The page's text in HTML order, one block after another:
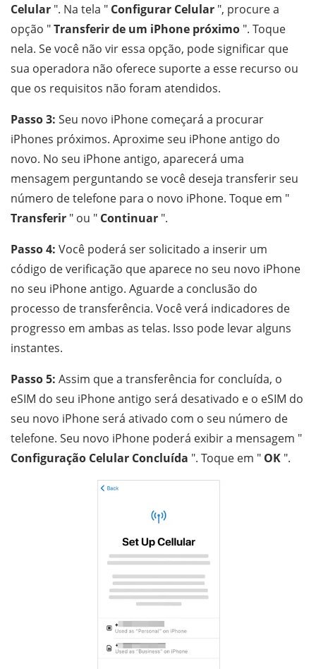
Celular ". Na tela " Configurar Celular ", procure a
opção "Transferir de um iPhone próximo ". Toque
nela. Se você não vir essa opção, pode significar que
sua operadora não oferece suporte a esse recurso ou
que os requisitos não foram atendidos.
Passo 3: Seu novo iPhone começará a procurar
iPhones próximos. Aproxime seu iPhone antigo do
novo. No seu iPhone antigo, aparecerá uma
mensagem perguntando se você deseja transferir seu
número de telefone para o novo iPhone. Toque em "
Transferir " ou " Continuar ".
Passo 4: Você poderá ser solicitado a inserir um
código de verificação que aparece no seu novo iPhone
no seu iPhone antigo. Aguarde a conclusão do
processo de transferência. Você verá indicadores de
progresso em ambas as telas. Isso pode levar alguns
instantes.
Passo 5: Assim que a transferência for concluída, o
eSIM do seu iPhone antigo será desativado e o eSIM do
seu novo iPhone será ativado com o seu número de
telefone. Seu novo iPhone poderá exibir a mensagem "
Configuração Celular Concluída ". Toque em " OK ".